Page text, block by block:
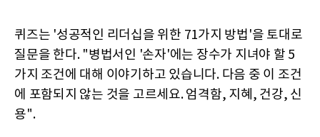
퀴즈는 '성공적인 리더십을 위한 71가지 방법'을 토대로
질문을 한다. "병법서인 '손자'에는 장수가 지녀야 할 5
가지 조건에 대해 이야기하고 있습니다. 다음 중 이 조건
에 포함되지 않는 것을 고르세요. 엄격함, 지혜, 건강, 신
용".